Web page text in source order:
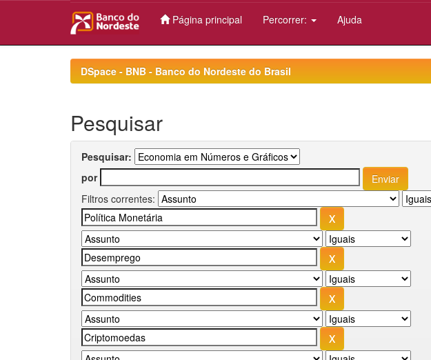
Página principal Percorrer: Ajuda
DSpace - BNB - Banco do Nordeste do Brasil
Pesquisar
Pesquisar:
por
Filtros correntes: